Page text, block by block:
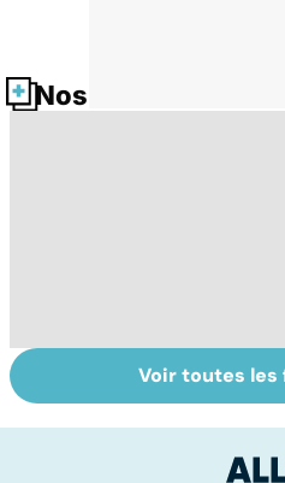
Nos fiches santé
Tout savoir sur
les infections
Voir toutes les